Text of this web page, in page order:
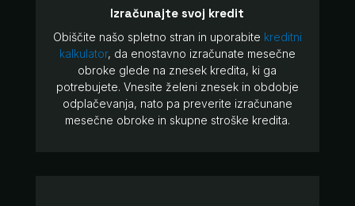
Izračunajte svoj kredit
Obiščite našo spletno stran in uporabite kreditni
kalkulator, da enostavno izračunate mesečne
obroke glede na znesek kredita, ki ga
potrebujete. Vnesite želeni znesek in obdobje
odplačevanja, nato pa preverite izračunane
mesečne obroke in skupne stroške kredita.